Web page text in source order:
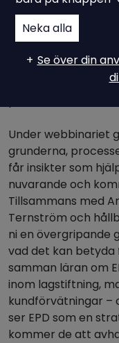
Ampiro
Environmental
svenska,
Under webbinariet
grunderna,
får insikter som
nuvarande och
Tillsammans med
Ternström och
ni en övergripande
vad det kan
samman läran om
inom lagstiftning,
kundförvätningar –
ser EPD som en
kommer de att
Neka alla
Se över din